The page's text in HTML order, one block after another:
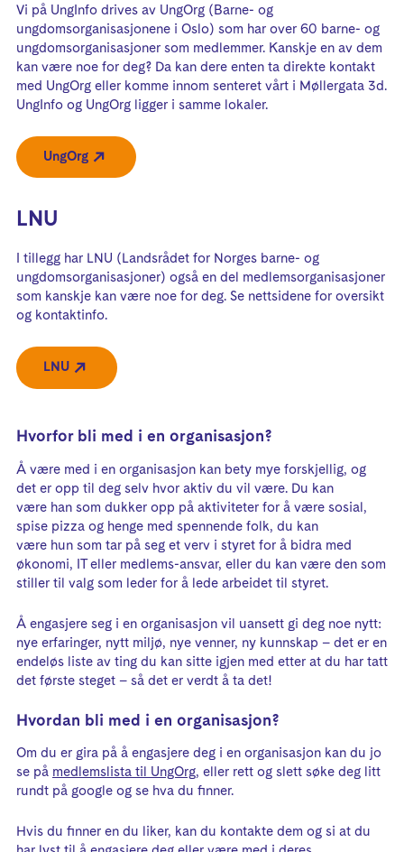
Vi på UngInfo drives av UngOrg (Barne- og
ungdomsorganisasjonene i Oslo) som har over 60 barne- og
ungdomsorganisasjoner som medlemmer. Kanskje en av dem
kan være noe for deg? Da kan dere enten ta direkte kontakt
med UngOrg eller komme innom senteret vårt i Møllergata 3d.
UngInfo og UngOrg ligger i samme lokaler.
UngOrg
LNU
I tillegg har LNU (Landsrådet for Norges barne- og
ungdomsorganisasjoner) også en del medlemsorganisasjoner
som kanskje kan være noe for deg. Se nettsidene for oversikt
og kontaktinfo.
LNU
Hvorfor bli med i en organisasjon?
Å være med i en organisasjon kan bety mye forskjellig, og
det er opp til deg selv hvor aktiv du vil være. Du kan
være han som dukker opp på aktiviteter for å være sosial,
spise pizza og henge med spennende folk, du kan
være hun som tar på seg et verv i styret for å bidra med
økonomi, IT eller medlems-ansvar, eller du kan være den som
stiller til valg som leder for å lede arbeidet til styret.
Å engasjere seg i en organisasjon vil uansett gi deg noe nytt:
nye erfaringer, nytt miljø, nye venner, ny kunnskap – det er en
endeløs liste av ting du kan sitte igjen med etter at du har tatt
det første steget – så det er verdt å ta det!
Hvordan bli med i en organisasjon?
Om du er gira på å engasjere deg i en organisasjon kan du jo
se på medlemslista til UngOrg, eller rett og slett søke deg litt
rundt på google og se hva du finner.
​Hvis du finner en du liker, kan du kontakte dem og si at du